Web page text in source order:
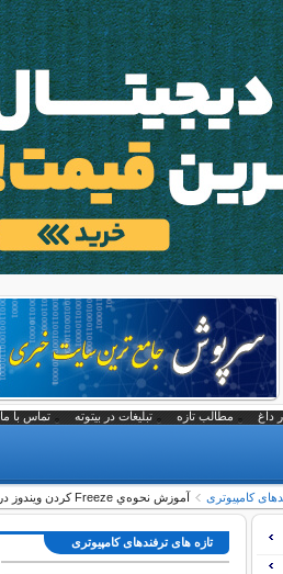
داغ مطالب تازه تبلیغات در بیتوته تماس با ما
کامپیوتری آموزش نحوه‌ي Freeze كردن ويندوز در برابر تغييرات كاربران
تازه های ترفندهای کامپیوتری